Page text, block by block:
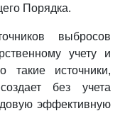
Порядка.
выбросов
учету и
такие источники,
без учета
эффективную